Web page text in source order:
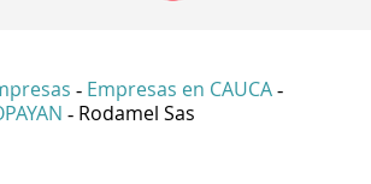
- Empresas en CAUCA -
- Rodamel Sas